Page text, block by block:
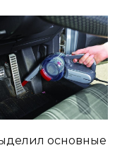
основные